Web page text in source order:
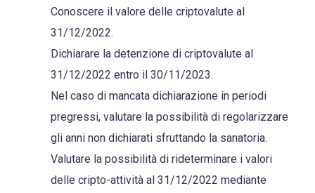
Conoscere il valore delle criptovalute al
31/12/2022.
Dichiarare la detenzione di criptovalute al
31/12/2022 entro il 30/11/2023.
Nel caso di mancata dichiarazione in periodi
pregressi, valutare la possibilità di regolarizzare
gli anni non dichiarati sfruttando la sanatoria.
Valutare la possibilità di rideterminare i valori
delle cripto-attività al 31/12/2022 mediante